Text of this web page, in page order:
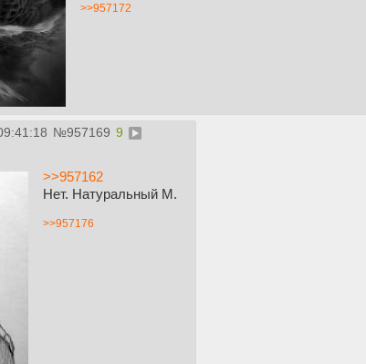
>>957172
№957169 9
>>957162
Нет. Натуральный М.
>>957176